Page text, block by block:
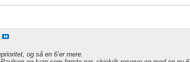
og så en 6’er mere.